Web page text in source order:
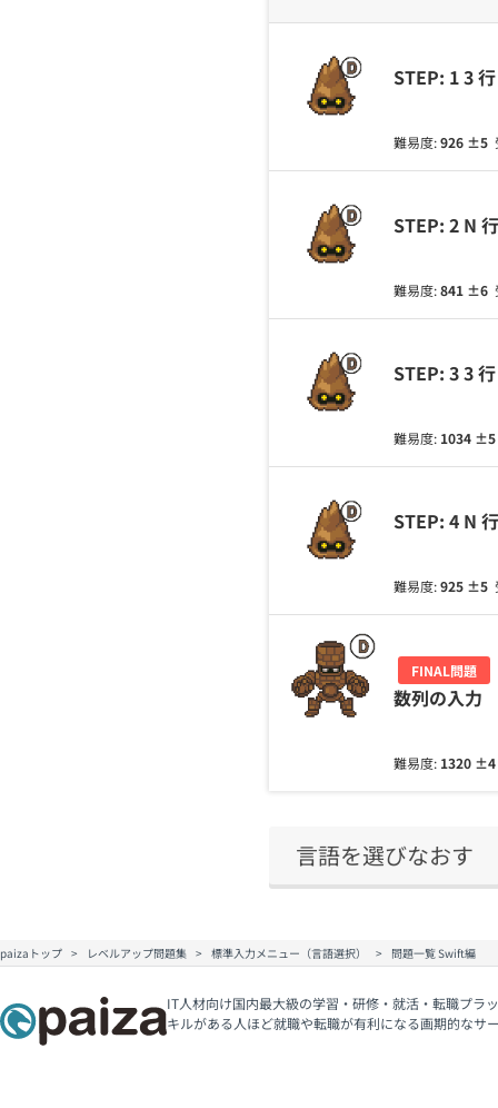
STEP: 1 3
難易度:926 ±5
STEP: 2 N
難易度:841 ±6
STEP: 3 3
難易度: 1034 ±5
STEP: 4 N
難易度:925 ±5
FINAL問題
数列の入力
難易度: 1320 ±4
言語を選びなおす
paizaトップ レベルアップ問題集 標準入力メニュー（言語選択） 問題一覧 Swift編
IT人材向け国内最大級の学習・研修・就活・転職プラ
キルがある人ほど就職や転職が有利になる画期的なサ